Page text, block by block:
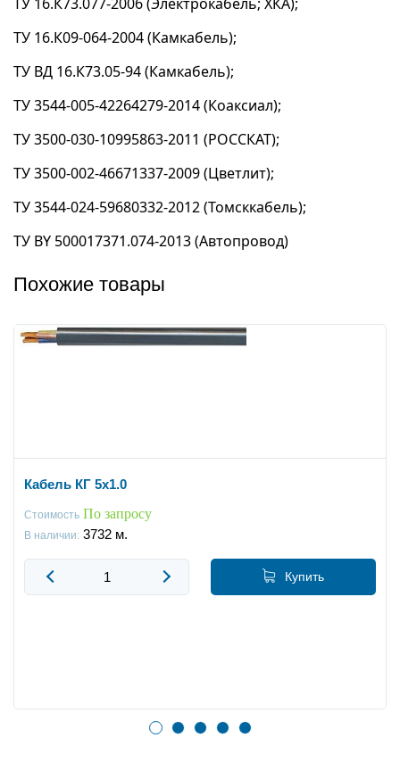
ТУ 16.К09-064-2004 (Камкабель);
ТУ ВД 16.К73.05-94 (Камкабель);
ТУ 3544-005-42264279-2014 (Коаксиал);
ТУ 3500-030-10995863-2011 (РОССКАТ);
ТУ 3500-002-46671337-2009 (Цветлит);
ТУ 3544-024-59680332-2012 (Томсккабель);
ТУ BY 500017371.074-2013 (Автопровод)
Похожие товары
Кабель КГ 5x1.0
Стоимость По запросу
В наличии: 3732 м.
Купить